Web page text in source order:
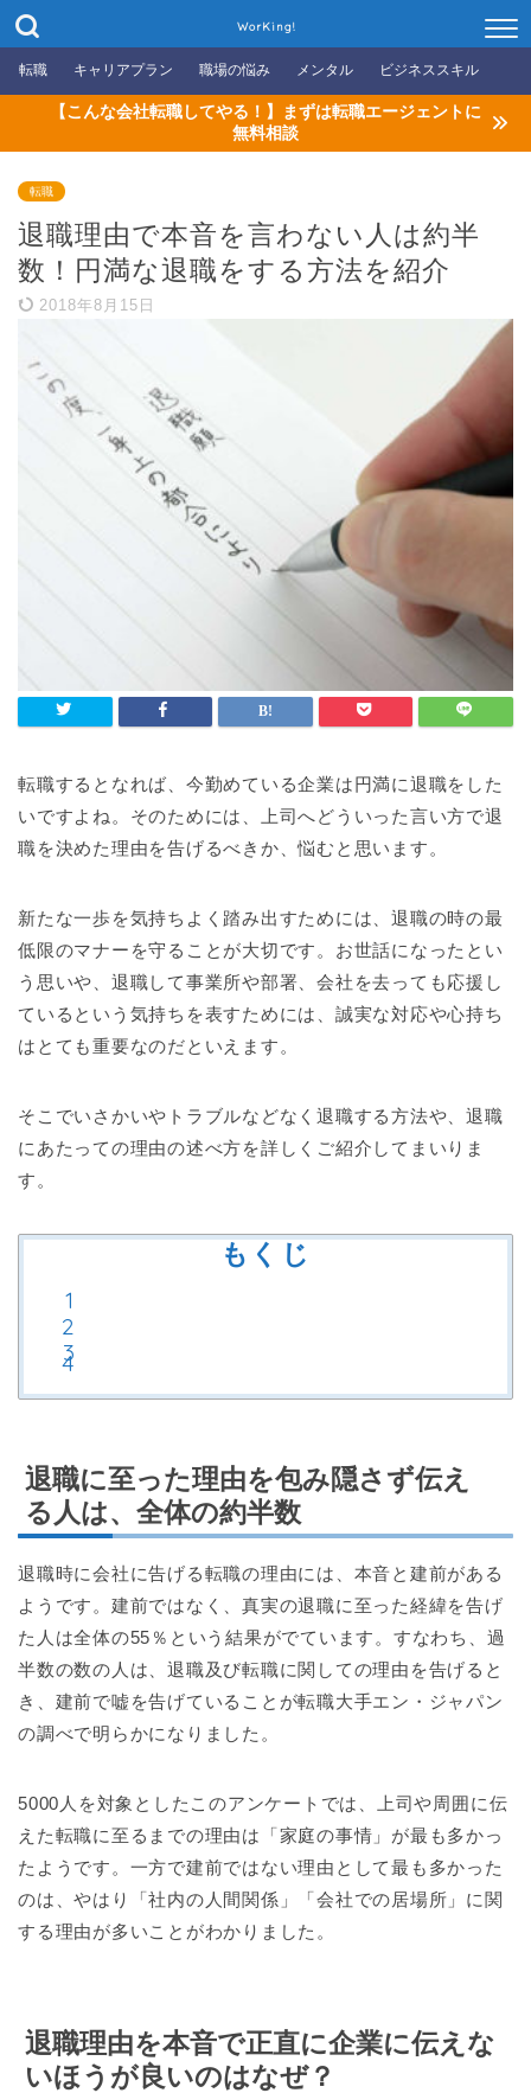
WorKing!
転職 キャリアプラン 職場の悩み メンタル ビジネススキル
【こんな会社転職してやる！】まずは転職エージェントに
無料相談
転職
退職理由で本音を言わない人は約半
数！円満な退職をする方法を紹介
2018年8月15日
転職するとなれば、今勤めている企業は円満に退職をした
いですよね。そのためには、上司へどういった言い方で退
職を決めた理由を告げるべきか、悩むと思います。
新たな一歩を気持ちよく踏み出すためには、退職の時の最
低限のマナーを守ることが大切です。お世話になったとい
う思いや、退職して事業所や部署、会社を去っても応援し
ているという気持ちを表すためには、誠実な対応や心持ち
はとても重要なのだといえます。
そこでいさかいやトラブルなどなく退職する方法や、退職
にあたっての理由の述べ方を詳しくご紹介してまいりま
す。
もくじ
退職に至った理由を包み隠さず伝え
る人は、全体の約半数
退職時に会社に告げる転職の理由には、本音と建前がある
ようです。建前ではなく、真実の退職に至った経緯を告げ
た人は全体の55％という結果がでています。すなわち、過
半数の数の人は、退職及び転職に関しての理由を告げると
き、建前で嘘を告げていることが転職大手エン・ジャパン
の調べで明らかになりました。
5000人を対象としたこのアンケートでは、上司や周囲に伝
えた転職に至るまでの理由は「家庭の事情」が最も多かっ
たようです。一方で建前ではない理由として最も多かった
のは、やはり「社内の人間関係」「会社での居場所」に関
する理由が多いことがわかりました。
退職理由を本音で正直に企業に伝えな
いほうが良いのはなぜ？